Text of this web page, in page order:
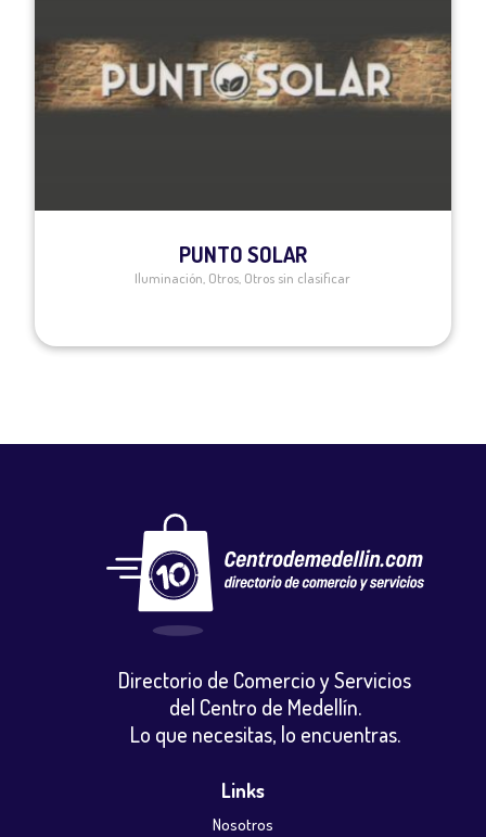
PUNTO SOLAR
Iluminación, Otros, Otros sin clasificar
Directorio de Comercio y Servicios
del Centro de Medellín.
Lo que necesitas, lo encuentras.
Links
Nosotros